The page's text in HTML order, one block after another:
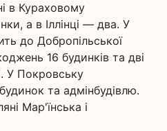
в Кураховому
а в Іллінці — два. У
до Добропільської
16 будинків та дві
У Покровську
та адмінбудівлю.
Мар'їнська і